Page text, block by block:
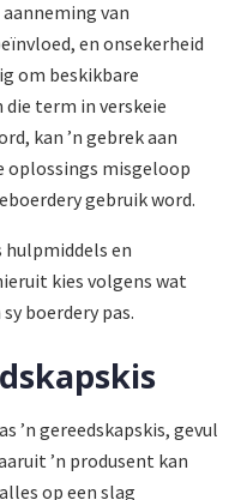
van
en onsekerheid
om beskikbare
term in verskeie
kan ’n gebrek aan
oplossings misgeloop
gebruik word.
hulpmiddels en
kies volgens wat
boerdery pas.
’n gereedskapskis, gevul
’n produsent kan
op een slag